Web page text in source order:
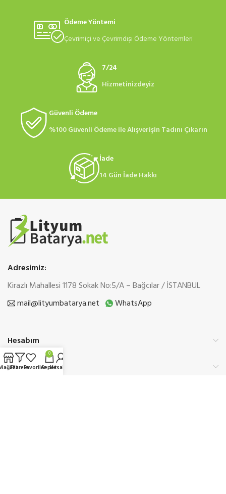
Ödeme Yöntemi
Çevrimiçi ve Çevrimdışı Ödeme Yöntemleri
7/24
Hizmetinizdeyiz
Güvenli Ödeme
%100 Güvenli Ödeme ile Alışverişin Tadını Çıkarın
İade
14 Gün İade Hakkı
Adresimiz:
Kirazlı Mahallesi 1178 Sokak No:5/A – Bağcılar / İSTANBUL
mail@lityumbatarya.net
WhatsApp
Hesabım
Kurumsal
FiltrelerFavoriler
0
SepetHesabım